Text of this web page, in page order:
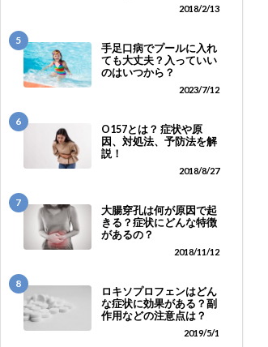
2018/2/13
5
手足口病でプールに入れ
ても大丈夫？入っていい
のはいつから？
2023/7/12
6
O157とは？ 症状や原
因、対処法、予防法を解
説！
2018/8/27
7
大腸穿孔は何が原因で起
きる？症状にどんな特徴
があるの？
2018/11/12
8
ロキソプロフェンはどん
な症状に効果がある？副
作用などの注意点は？
2019/5/1